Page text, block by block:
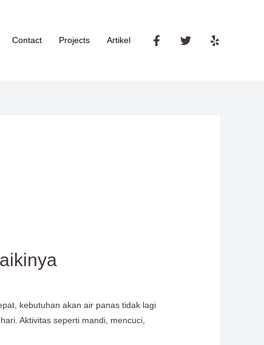
Contact Projects Artikel
kebutuhan akan air panas tidak lagi
Aktivitas seperti mandi, mencuci,